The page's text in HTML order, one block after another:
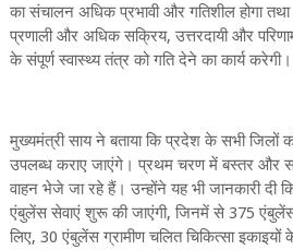
का संचालन अधिक प्रभावी और गतिशील होगा तथा
प्रणाली और अधिक सक्रिय, उत्तरदायी और
के संपूर्ण स्वास्थ्य तंत्र को गति देने का कार्य करेगी।
मुख्यमंत्री साय ने बताया कि प्रदेश के सभी जिलों
उपलब्ध कराए जाएंगे। प्रथम चरण में बस्तर और
वाहन भेजे जा रहे हैं। उन्होंने यह भी जानकारी दी
एंबुलेंस सेवाएं शुरू की जाएंगी, जिनमें से 375
लिए, 30 एंबुलेंस ग्रामीण चलित चिकित्सा इकाइयों